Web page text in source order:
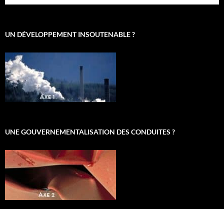
UN DÉVELOPPEMENT INSOUTENABLE ?
UNE GOUVERNEMENTALISATION DES CONDUITES ?